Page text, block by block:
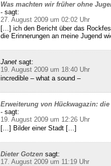
Was machten wir früher ohne
- sagt:
27. August 2009 um 02:02 Uhr
[…] ich den Bericht über das
die Erinnerungen an meine Jugend
Janet sagt:
19. August 2009 um 18:40 Uhr
incredible – what a sound –
Erweiterung von Hückwagazin:
- sagt:
19. August 2009 um 12:26 Uhr
[…] Bilder einer Stadt […]
Dieter Gotzen sagt:
17. August 2009 um 11:19 Uhr